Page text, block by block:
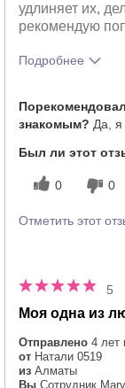
удлиняет их,
рекомендую
Подробнее
продукта?
знакомым? Да, я
Был ли этот
0 0
Отметить этот
5
Моя одна из
Отправлено 4 лет
от Натали 0519
из Алматы
Вы Сотрудник